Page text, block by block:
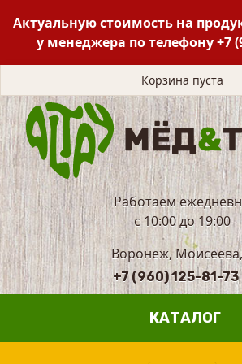
Актуальную стоимость на
у менеджера по телефону+7
Корзина пуста
Работаем
с 10:00 до 19:00
Воронеж,
+7 (960) 125-81-73
КАТАЛОГ